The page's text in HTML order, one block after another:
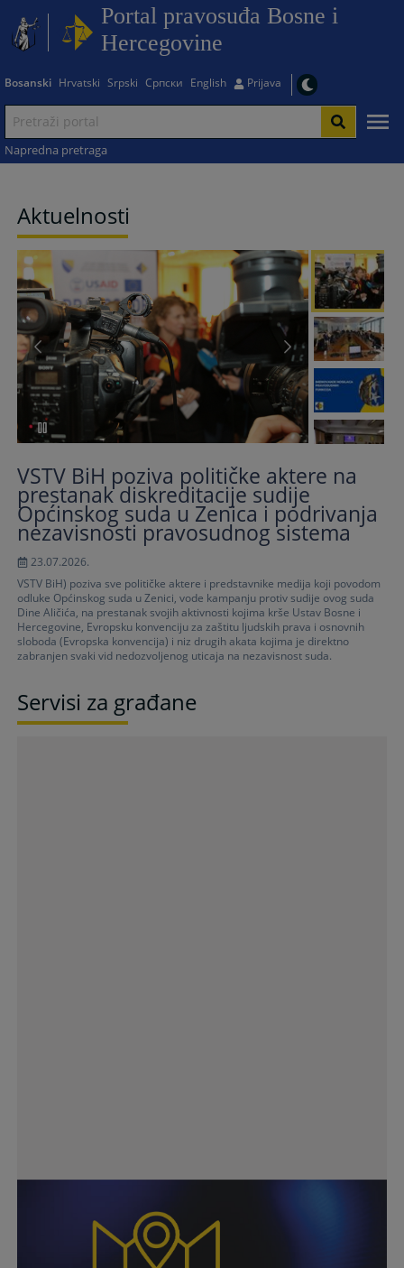
Portal pravosuđa Bosne i
Hercegovine
Bosanski Hrvatski Srpski Српски English Prijava
Napredna pretraga
Aktuelnosti
VSTV BiH poziva političke aktere na
prestanak diskreditacije sudije
Općinskog suda u Zenica i podrivanja
nezavisnosti pravosudnog sistema
23.07.2026.
VSTV BiH) poziva sve političke aktere i predstavnike medija koji povodom
odluke Općinskog suda u Zenici, vode kampanju protiv sudije ovog suda
Dine Aličića, na prestanak svojih aktivnosti kojima krše Ustav Bosne i
Hercegovine, Evropsku konvenciju za zaštitu ljudskih prava i osnovnih
sloboda (Evropska konvencija) i niz drugih akata kojima je direktno
zabranjen svaki vid nedozvoljenog uticaja na nezavisnost suda.
Servisi za građane